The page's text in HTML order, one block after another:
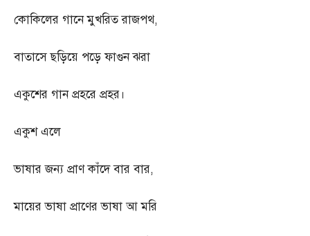
কোকিলের গানে মুখরিত রাজপথ,
বাতাসে ছড়িয়ে পড়ে ফাগুন ঝরা
একুশের গান প্রহরে প্রহর।
একুশ এলে
ভাষার জন্য প্রাণ কাঁদে বার বার,
মায়ের ভাষা প্রাণের ভাষা আ মরি